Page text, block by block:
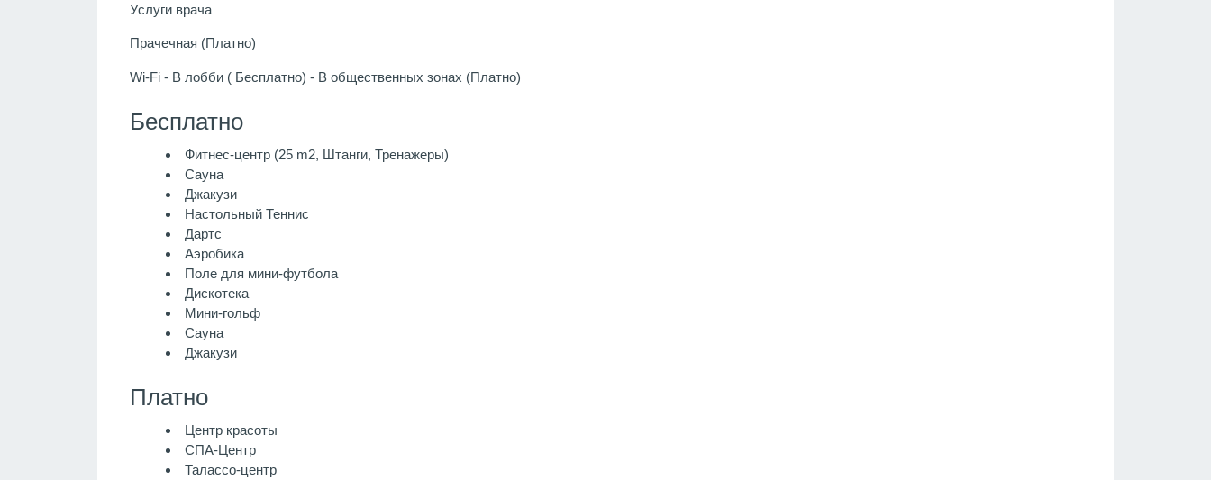
Услуги врача
Прачечная (Платно)
Wi-Fi - В лобби ( Бесплатно) - В общественных зонах (Платно)
Бесплатно
Фитнес-центр (25 m2, Штанги, Тренажеры)
Сауна
Джакузи
Настольный Теннис
Дартс
Аэробика
Поле для мини-футбола
Дискотека
Мини-гольф
Сауна
Джакузи
Платно
Центр красоты
СПА-Центр
Талассо-центр